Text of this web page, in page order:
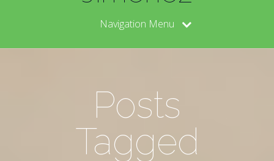
Navigation Menu
Posts
Tagged